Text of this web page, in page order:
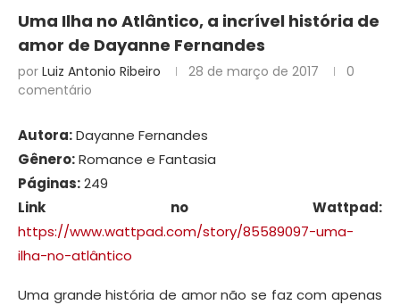
Uma Ilha no Atlântico, a incrível história de
amor de Dayanne Fernandes
por Luiz Antonio Ribeiro 28 de março de 2017
0
comentário
Autora:Dayanne Fernandes
Gênero:Romance e Fantasia
Páginas:249
Link no Wattpad:
https://www.wattpad.com/story/85589097-uma-
ilha-no-atlântico
Uma grande história de amor não se faz com apenas